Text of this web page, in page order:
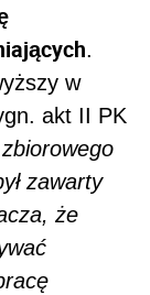
.
w
akt II PK
zawarty
że